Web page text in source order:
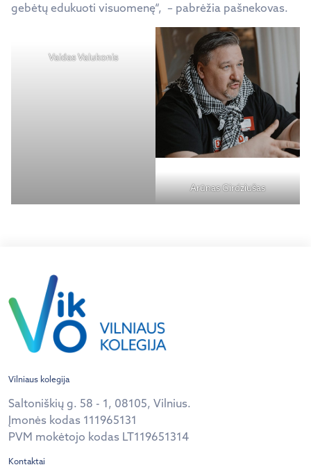
gebėtų edukuoti visuomenę“, – pabrėžia pašnekovas.
Vaidas Valukonis
Arūnas Girdziušas
Vilniaus kolegija
Saltoniškių g. 58 - 1, 08105, Vilnius.
Įmonės kodas 111965131
PVM mokėtojo kodas LT119651314
Kontaktai